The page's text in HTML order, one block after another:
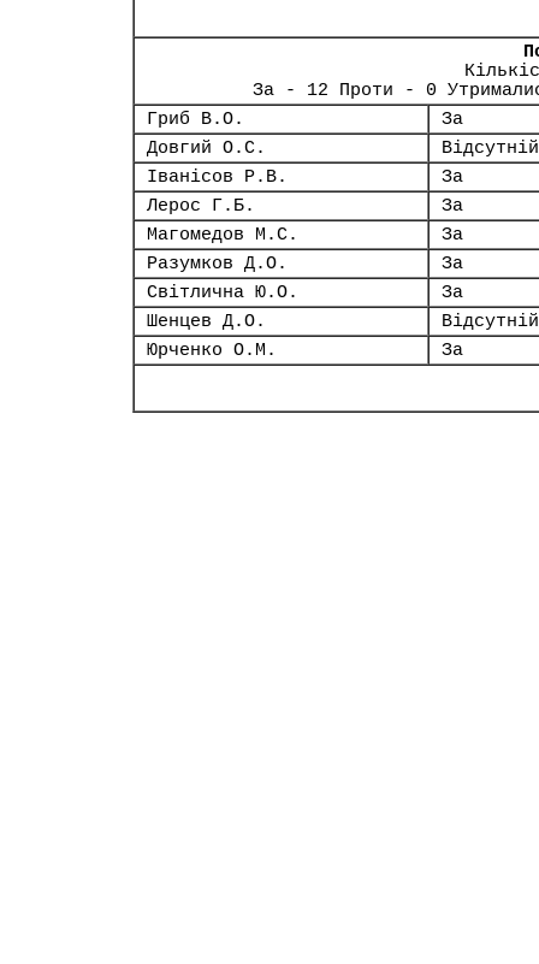
За - 12 Проти - 0
Гриб В.О.
За
Довгий О.С.
Відсутній
Іванісов Р.В.
За
Лерос Г.Б.
За
Магомедов М.С.
За
Разумков Д.О.
За
Світлична Ю.О.
За
Шенцев Д.О.
Відсутній
Юрченко О.М.
За